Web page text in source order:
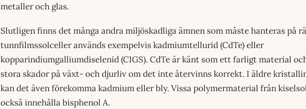
metaller och glas.
Slutligen finns det många andra miljöskadliga ämnen som måste hanteras på
tunnfilmssolceller används exempelvis kadmiumtellurid (CdTe) eller
kopparindiumgalliumdiselenid (CIGS). CdTe är känt som ett farligt material
stora skador på växt- och djurliv om det inte återvinns korrekt. I äldre
kan det även förekomma kadmium eller bly. Vissa polymermaterial från
också innehålla bisphenol A.